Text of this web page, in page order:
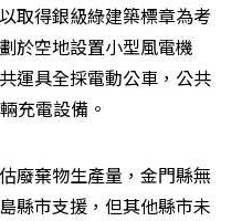
取得銀級綠建築標章為考
於空地設置小型風電機
運具全採電動公車，公共
充電設備。
廢棄物生產量，金門縣無
縣市支援，但其他縣市未